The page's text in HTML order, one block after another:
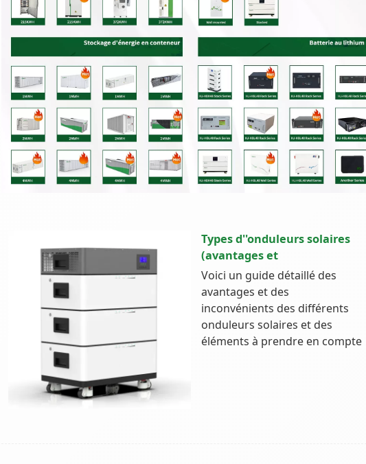
Types d''onduleurs solaires
(avantages et
Voici un guide détaillé des
avantages et des
inconvénients des différents
onduleurs solaires et des
éléments à prendre en compte